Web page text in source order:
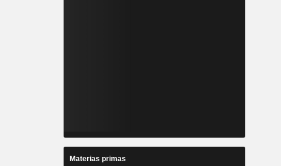
Materias primas